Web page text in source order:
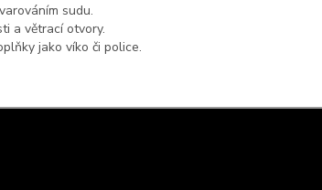
sudu.
a větrací otvory.
jako víko či police.